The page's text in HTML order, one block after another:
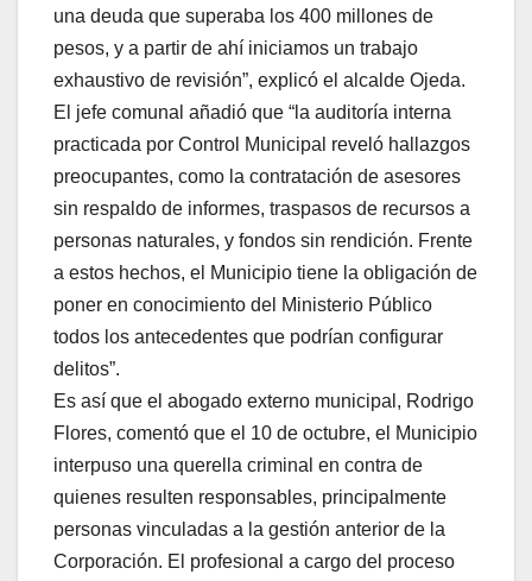
una deuda que superaba los 400 millones de
pesos, y a partir de ahí iniciamos un trabajo
exhaustivo de revisión”, explicó el alcalde Ojeda.
El jefe comunal añadió que “la auditoría interna
practicada por Control Municipal reveló hallazgos
preocupantes, como la contratación de asesores
sin respaldo de informes, traspasos de recursos a
personas naturales, y fondos sin rendición. Frente
a estos hechos, el Municipio tiene la obligación de
poner en conocimiento del Ministerio Público
todos los antecedentes que podrían configurar
delitos”.
Es así que el abogado externo municipal, Rodrigo
Flores, comentó que el 10 de octubre, el Municipio
interpuso una querella criminal en contra de
quienes resulten responsables, principalmente
personas vinculadas a la gestión anterior de la
Corporación. El profesional a cargo del proceso